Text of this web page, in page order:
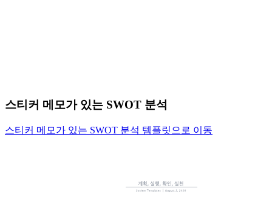
스티커 메모가 있는 SWOT 분석
스티커 메모가 있는 SWOT 분석 템플릿으로 이동